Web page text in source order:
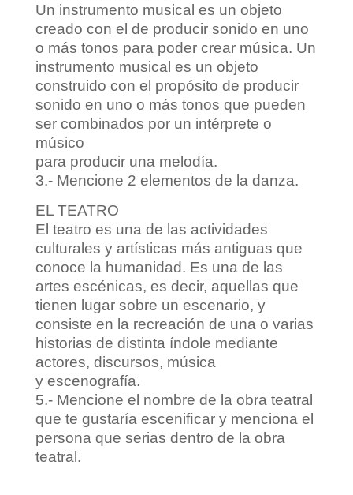
Un instrumento musical es un objeto
creado con el de producir sonido en uno
o más tonos para poder crear música. Un
instrumento musical es un objeto
construido con el propósito de producir
sonido en uno o más tonos que pueden
ser combinados por un intérprete o
músico
para producir una melodía.
3.- Mencione 2 elementos de la danza.
EL TEATRO
El teatro es una de las actividades
culturales y artísticas más antiguas que
conoce la humanidad. Es una de las
artes escénicas, es decir, aquellas que
tienen lugar sobre un escenario, y
consiste en la recreación de una o varias
historias de distinta índole mediante
actores, discursos, música
y escenografía.
5.- Mencione el nombre de la obra teatral
que te gustaría esceniﬁcar y menciona el
persona que serias dentro de la obra
teatral.